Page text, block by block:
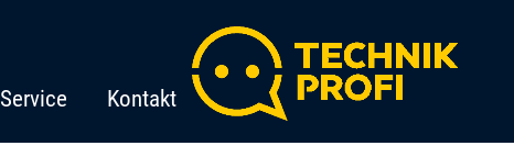
Service Kontakt